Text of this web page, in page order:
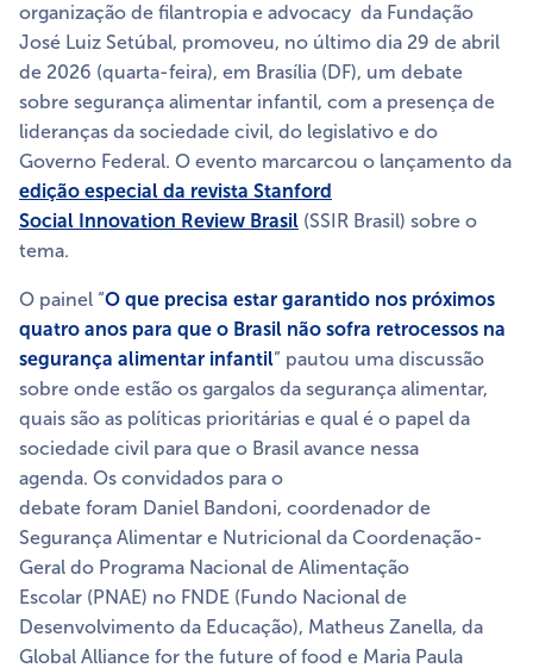
organização de filantropia e advocacy da Fundação
José Luiz Setúbal, promoveu, no último dia 29 de abril
de 2026 (quarta-feira), em Brasília (DF), um debate
sobre segurança alimentar infantil, com a presença de
lideranças da sociedade civil, do legislativo e do
Governo Federal. O evento marcarcou o lançamento da
edição especial da revista Stanford
Social Innovation Review Brasil (SSIR Brasil) sobre o
tema.
O painel “O que precisa estar garantido nos próximos
quatro anos para que o Brasil não sofra retrocessos na
segurança alimentar infantil” pautou uma discussão
sobre onde estão os gargalos da segurança alimentar,
quais são as políticas prioritárias e qual é o papel da
sociedade civil para que o Brasil avance nessa
agenda. Os convidados para o
debate foram Daniel Bandoni, coordenador de
Segurança Alimentar e Nutricional da Coordenação-
Geral do Programa Nacional de Alimentação
Escolar (PNAE) no FNDE (Fundo Nacional de
Desenvolvimento da Educação), Matheus Zanella, da
Global Alliance for the future of food e Maria Paula